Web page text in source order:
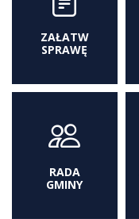
ZAŁATW
SPRAWĘ
RADA
GMINY